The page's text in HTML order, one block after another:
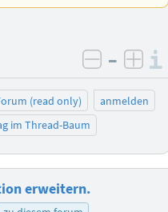
negativ
–
(read only)
anmelden
im Thread-Baum
erweitern.